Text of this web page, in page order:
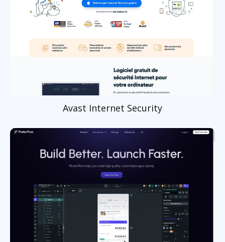
Avast Internet Security